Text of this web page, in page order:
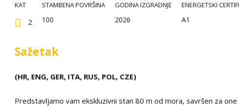
KAT
2
STAMBENA POVRŠINA
100
GODINA IZGRADNJE
2026
ENERGETSKI
A1
Sažetak
(HR, ENG, GER, ITA, RUS, POL, CZE)
Predstavljamo vam ekskluzivni stan 80 m od mora, savršen za